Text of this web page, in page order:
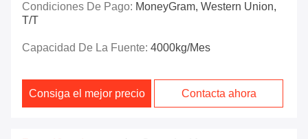
Condiciones De Pago: MoneyGram, Western Union,
T/T
Capacidad De La Fuente: 4000kg/mes
Consiga el mejor precio Contacta ahora